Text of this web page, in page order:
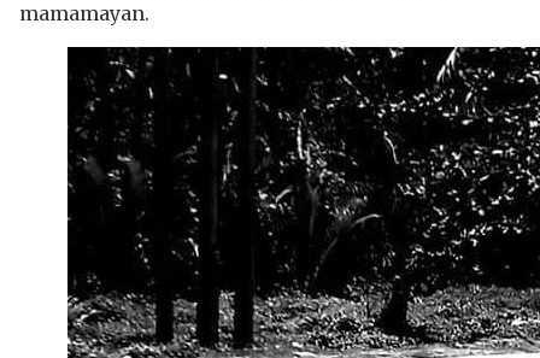
mamamayan.